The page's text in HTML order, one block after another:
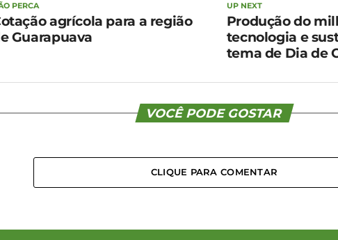
UP NEXT
Produção do
tecnologia e
tema de Dia de
PERCA
agrícola para a região
Guarapuava
VOCÊ PODE GOSTAR
CLIQUE PARA COMENTAR